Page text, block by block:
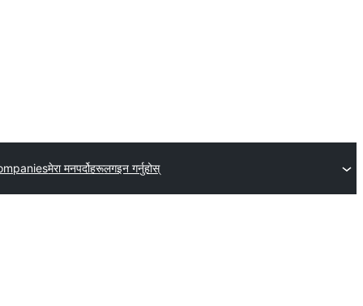
मेरा मनपर्दोहरूलगइन गर्नुहोस्